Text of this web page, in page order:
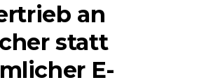
an
statt
E-